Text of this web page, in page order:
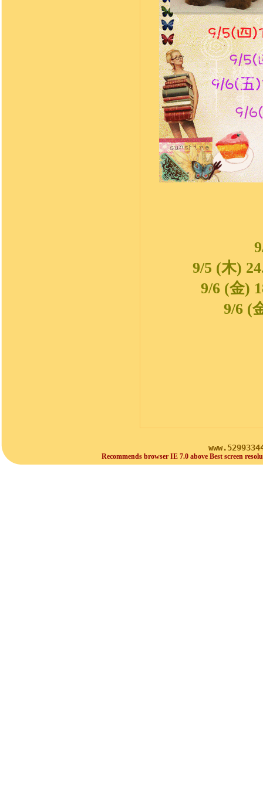
9/5 (木)
9/6 (金)
9/6 (
Recommends browser IE 7.0 above Best screen